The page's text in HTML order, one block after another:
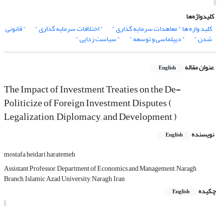
کلیدواژه‌ها
کلید وازه ها " معاهدات سرمایه گذاری "
" اختلافات سرمایه گذاری " " قانونی
شدن " " دیپلماسی و توسعه " " سیاست زدایی "
عنوان مقاله English
The Impact of Investment Treaties on the De-
Politicize of Foreign Investment Disputes (
Legalization, Diplomacy, and Development )
نویسنده English
mostafa heidari haratemeh
Assistant Professor, Department of Economics and Management, Naragh
Branch, Islamic Azad University, Naragh, Iran
چکیده
English